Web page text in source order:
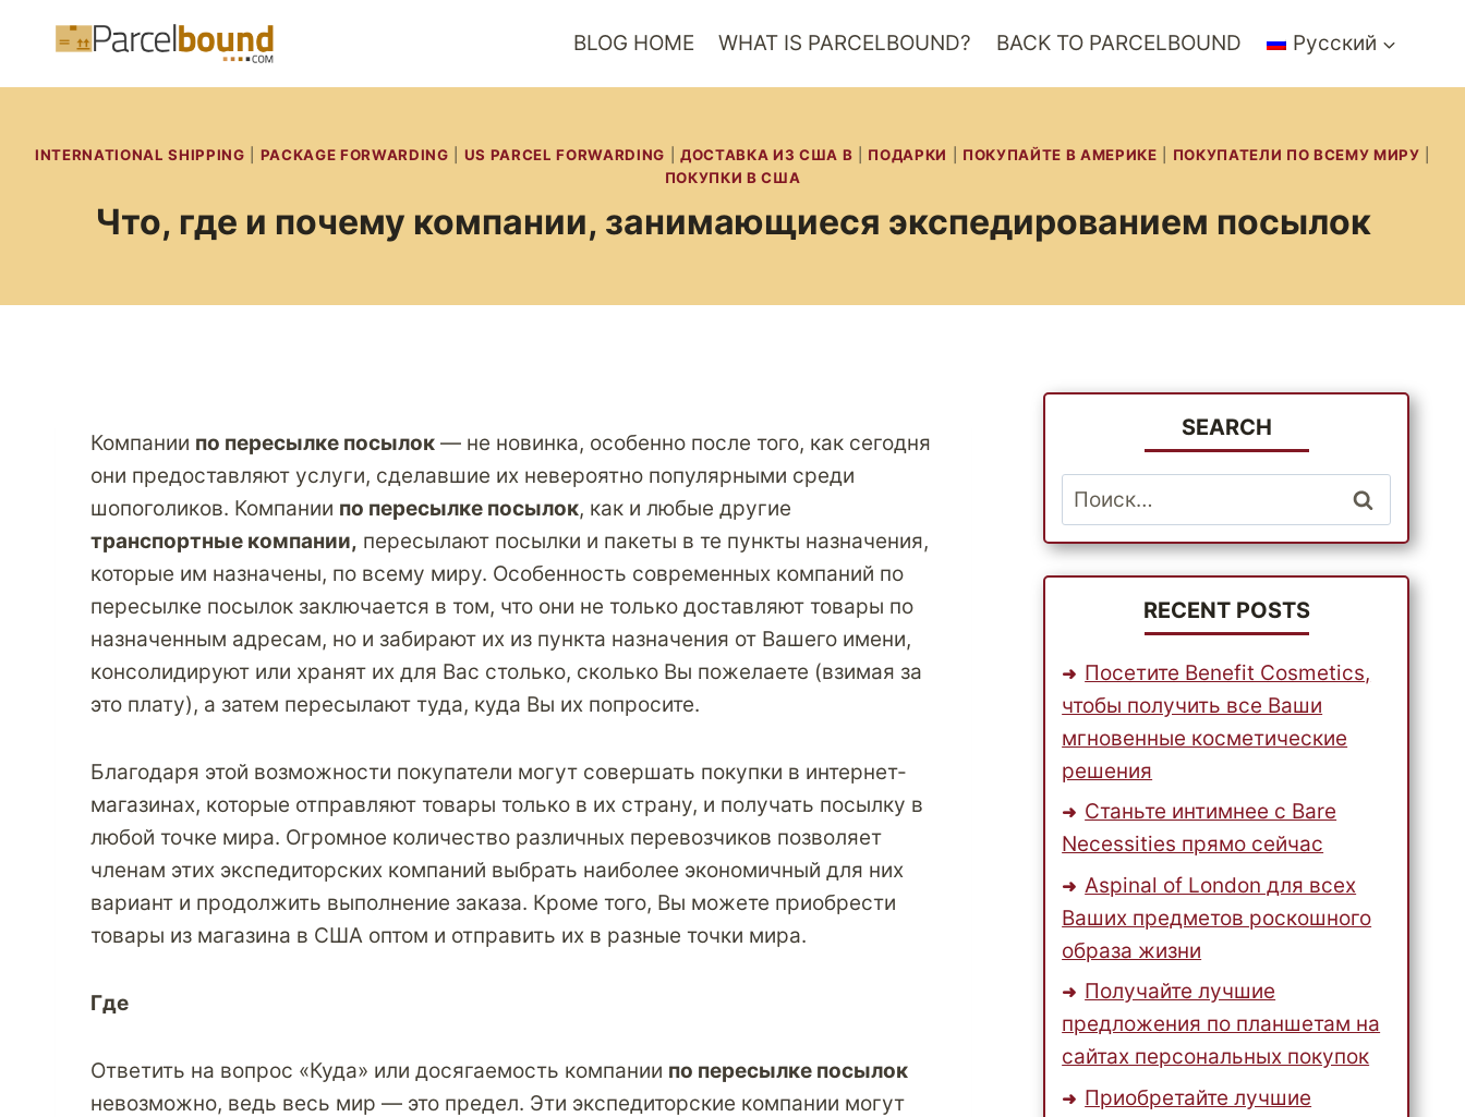
BLOG HOME WHAT IS PARCELBOUND? BACK TO PARCELBOUND Русский
INTERNATIONAL SHIPPING PACKAGE FORWARDING US PARCEL FORWARDING ДОСТАВКА ИЗ США В ПОДАРКИ ПОКУПАЙТЕ В АМЕРИКЕ ПОКУПАТЕЛИ ПО ВСЕМУ МИРУ
ПОКУПКИ В США
Что, где и почему компании, занимающиеся экспедированием посылок
Компании по пересылке посылок — не новинка, особенно после того, как сегодня
они предоставляют услуги, сделавшие их невероятно популярными среди
шопоголиков. Компании по пересылке посылок, как и любые другие
транспортные компании, пересылают посылки и пакеты в те пункты назначения,
которые им назначены, по всему миру. Особенность современных компаний по
пересылке посылок заключается в том, что они не только доставляют товары по
назначенным адресам, но и забирают их из пункта назначения от Вашего имени,
консолидируют или хранят их для Вас столько, сколько Вы пожелаете (взимая за
это плату), а затем пересылают туда, куда Вы их попросите.
Благодаря этой возможности покупатели могут совершать покупки в интернет-
магазинах, которые отправляют товары только в их страну, и получать посылку в
любой точке мира. Огромное количество различных перевозчиков позволяет
членам этих экспедиторских компаний выбрать наиболее экономичный для них
вариант и продолжить выполнение заказа. Кроме того, Вы можете приобрести
товары из магазина в США оптом и отправить их в разные точки мира.
Где
Ответить на вопрос «Куда» или досягаемость компании по пересылке посылок
невозможно, ведь весь мир — это предел. Эти экспедиторские компании могут
SEARCH
Найти:
RECENT POSTS
Посетите Benefit Cosmetics,
чтобы получить все Ваши
мгновенные косметические
решения
Станьте интимнее с Bare
Necessities прямо сейчас
Aspinal of London для всех
Ваших предметов роскошного
образа жизни
Получайте лучшие
предложения по планшетам на
сайтах персональных покупок
Приобретайте лучшие